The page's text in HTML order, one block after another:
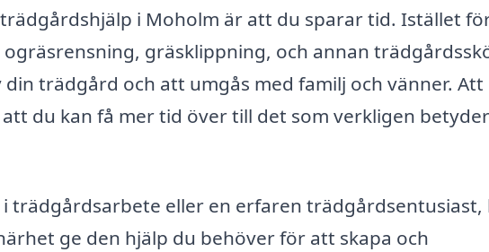
i Moholm är att du sparar tid. Istället
gräsklippning, och annan
trädgård och att umgås med familj och vänner. Att
du kan få mer tid över till det som verkligen betyder
trädgårdsarbete eller en erfaren trädgårdsentusiast,
ge den hjälp du behöver för att skapa och